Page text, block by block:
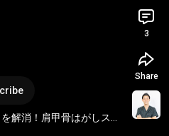
解消！肩甲骨はがしスト
3
Share